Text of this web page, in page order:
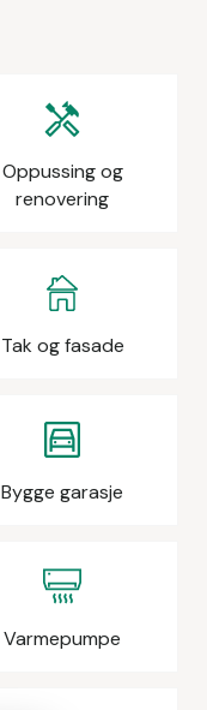
Oppussing og
renovering
Tak og fasade
Bygge garasje
Varmepumpe